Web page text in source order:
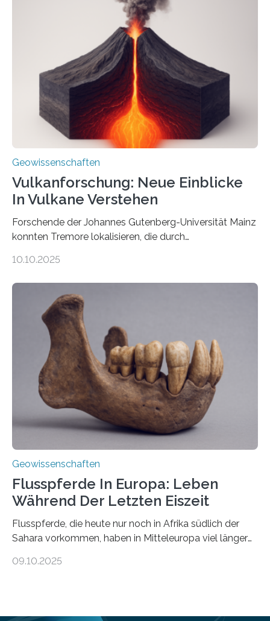
einer raffinierten Methode an der Diamond-
Röntgenquelle zu kartieren. Ihre Analyse zeigt, dass
diese Partikel es den Organismen ermöglicht haben
könnten, winzige Schwankungen sowohl in der
Richtung als auch in der Intensität des Erdmagnetfelds
wahrzunehmen. Dadurch konnten sie sich verorten und
über den Ozean navigieren. Vor einigen Jahren…
Geowissenschaften
Vulkanforschung: Neue Einblicke
In Vulkane Verstehen
Forschende der Johannes Gutenberg-Universität Mainz
konnten Tremore lokalisieren, die durch
Vulkan? Was passiert in der Erde darunter? Wo
erzeugt durch Magma oder Gase, die sich durch
Schlote einen Weg nach oben bahnen? Jun.-Prof. Dr.
Miriam Christina Reiss, Vulkanseismologin an der
Johannes Gutenberg-Universität Mainz (JGU), und ihr
Team haben am Vulkan Oldoinyo Lengai in Tansania
solche Tremore lokalisiert. „Wir konnten die Tremore
nicht nur nachweisen, sondern ihren Ort in…
10.10.2025
Geowissenschaften
Flusspferde In Europa: Leben
Während Der Letzten Eiszeit
Flusspferde, die heute nur noch in Afrika südlich der
Sahara vorkommen, haben in Mitteleuropa viel länger
Knochenfunden zeigen, dass Flusspferde noch vor
09.10.2025